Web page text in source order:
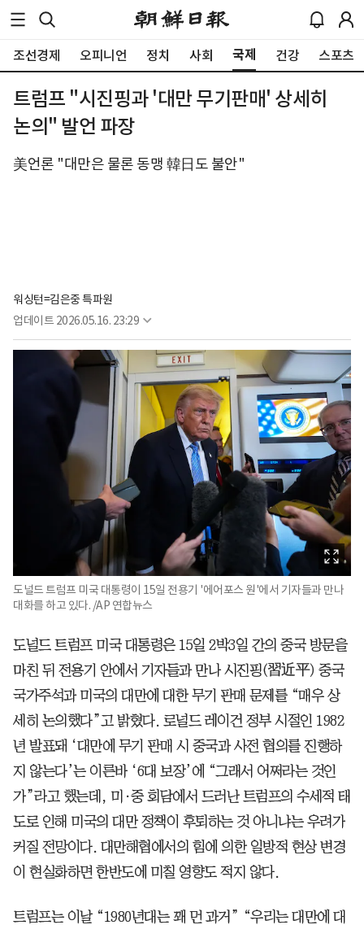
조선경제 오피니언 정치 사회 국제 건강 스포츠
트럼프 "시진핑과 '대만 무기판매' 상세히
논의" 발언 파장
美언론 "대만은 물론 동맹 韓日도 불안"
워싱턴=김은중 특파원
업데이트 2026.05.16. 23:29
도널드 트럼프 미국 대통령이 15일 전용기 '에어포스 원'에서 기자들과 만나
대화를 하고 있다. /AP 연합뉴스
도널드 트럼프 미국 대통령은 15일 2박3일 간의 중국 방문을
마친 뒤 전용기 안에서 기자들과 만나 시진핑(習近平) 중국
국가주석과 미국의 대만에 대한 무기 판매 문제를 “매우 상
세히 논의했다”고 밝혔다. 로널드 레이건 정부 시절인 1982
년 발표돼 ‘대만에 무기 판매 시 중국과 사전 협의를 진행하
지 않는다’는 이른바 ‘6대 보장’에 “그래서 어쩌라는 것인
가”라고 했는데, 미·중 회담에서 드러난 트럼프의 수세적 태
도로 인해 미국의 대만 정책이 후퇴하는 것 아니냐는 우려가
커질 전망이다. 대만해협에서의 힘에 의한 일방적 현상 변경
이 현실화하면 한반도에 미칠 영향도 적지 않다.
트럼프는 이날 “1980년대는 꽤 먼 과거” “우리는 대만에 대